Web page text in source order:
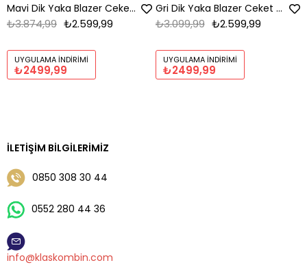
Mavi Dik Yaka Blazer Ceket Kombini Erkek | Slim Fit Şık Komple Set
₺2.599,99
₺3.874,99
UYGULAMA İNDIRIMI
₺2499,99
Gri Dik Yaka Blazer Ceket Kombini Erkek | Slim Fit Şık Komple Set
₺2.599,99
₺3.099,99
UYGULAMA İNDIRIMI
₺2499,99
İLETIŞIM BILGILERIMIZ
0850 308 30 44
0552 280 44 36
info@klaskombin.com